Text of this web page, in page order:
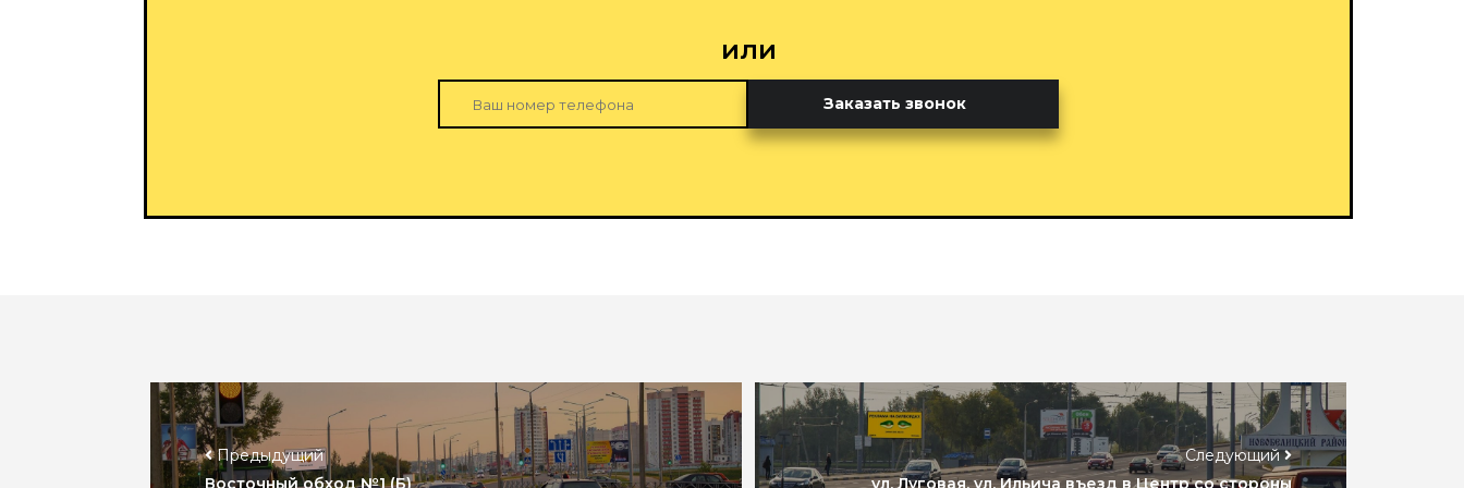
или
Заказать звонок
Предыдущий
Восточный обход №1 (Б)
Следующий
ул. Луговая, ул. Ильича въезд в Центр со стороны